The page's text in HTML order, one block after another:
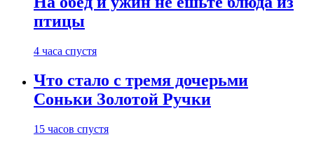
птицы
4 часа спустя
Что стало с тремя дочерьми
Соньки Золотой Ручки
15 часов спустя